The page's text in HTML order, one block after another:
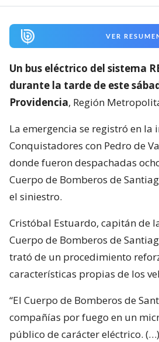
VER
Un bus eléctrico del sistema
durante la tarde de este
Providencia, Región
La emergencia se registró en la
Conquistadores con Pedro de
donde fueron despachadas
Cuerpo de Bomberos de
el siniestro.
Cristóbal Estuardo, capitán de
Cuerpo de Bomberos de
trató de un procedimiento
características propias de los
“El Cuerpo de Bomberos de
compañías por fuego en un
público de carácter eléctrico.